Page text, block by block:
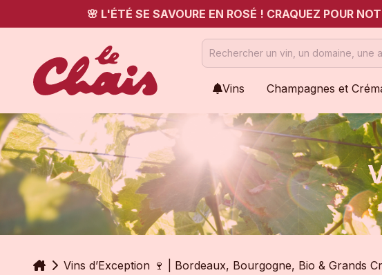
🌸 L'ÉTÉ SE SAVOURE EN ROSÉ ! CRAQUEZ POUR
Vins Champagnes et
AccueilVins d’Exception 🍷 | Bordeaux, Bourgogne, Bio & Grands